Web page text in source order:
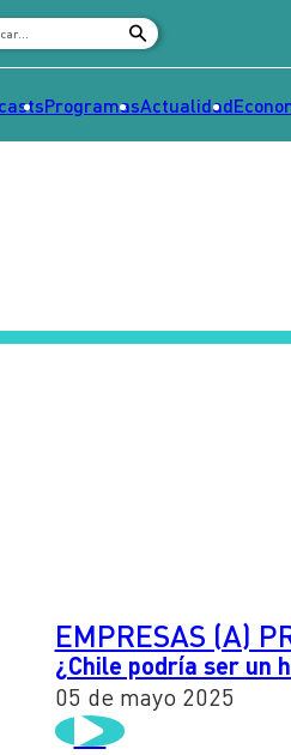
Patrocinado
ProgramasActualidad
EMPRESAS (A)
¿Chile podría ser un
05 de mayo 2025